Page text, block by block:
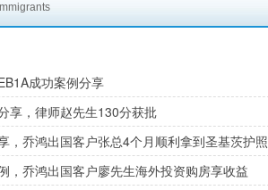
成功案例分享
享，律师赵先生130分获批
，乔鸿出国客户张总4个月顺利拿到圣基茨护照
，乔鸿出国客户廖先生海外投资购房享收益